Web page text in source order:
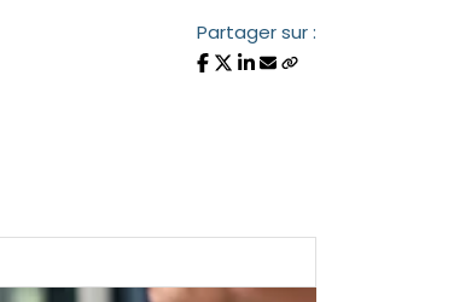
Partager sur :